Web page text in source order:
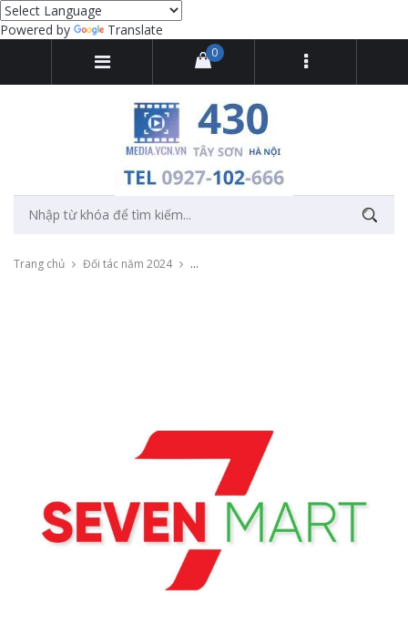
Powered by Translate
0
Trang chủ Đối tác năm 2024 Thu âm quảng cáo khai trương Seven Mart